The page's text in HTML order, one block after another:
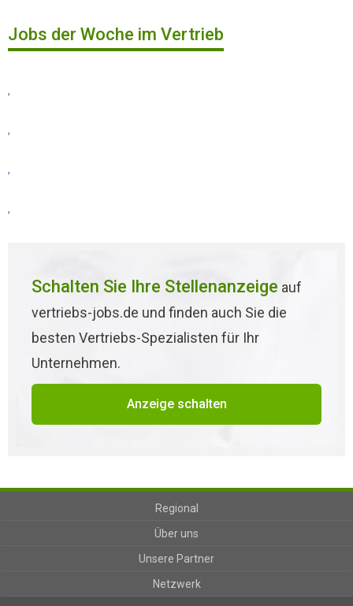
Jobs der Woche im Vertrieb
,
,
,
,
Schalten Sie Ihre Stellenanzeige auf
vertriebs-jobs.de und finden auch Sie die
besten Vertriebs-Spezialisten für Ihr
Unternehmen.
Anzeige schalten
Regional
Über uns
Unsere Partner
Netzwerk